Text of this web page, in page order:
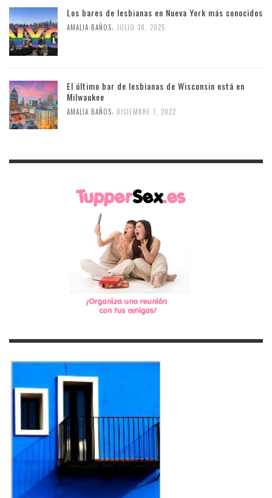
Los bares de lesbianas en Nueva York más conocidos
AMALIA BAÑOS JULIO 30, 2025
El último bar de lesbianas de Wisconsin está en
Milwaukee
AMALIA BAÑOS DICIEMBRE 1, 2022